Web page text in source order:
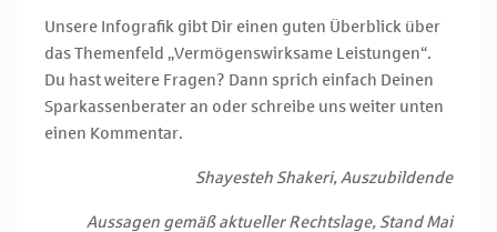
Unsere Infografik gibt Dir einen guten Überblick über
das Themenfeld „Vermögenswirksame Leistungen“.
Du hast weitere Fragen? Dann sprich einfach Deinen
Sparkassenberater an oder schreibe uns weiter unten
einen Kommentar.
Shayesteh Shakeri, Auszubildende
Aussagen gemäß aktueller Rechtslage, Stand Mai